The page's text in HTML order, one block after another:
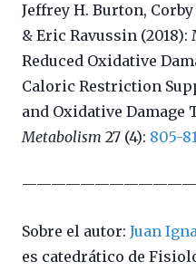
Jeffrey H. Burton,
& Eric Ravussin
Reduced Oxidative
Caloric Restriction
and Oxidative Damage
Metabolism 27 (4): 805-
Sobre el autor: Juan
es catedrático de